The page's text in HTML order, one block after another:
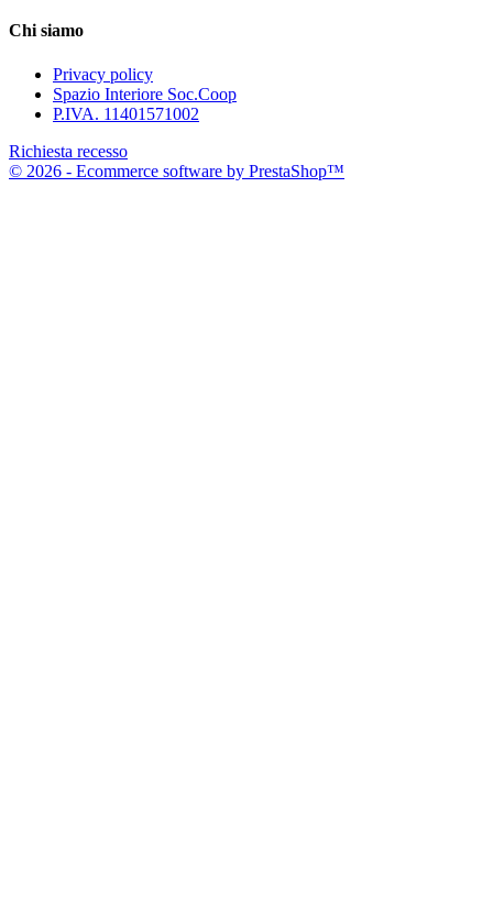
Chi siamo
Privacy policy
Spazio Interiore Soc.Coop
P.IVA. 11401571002
Richiesta recesso
© 2026 - Ecommerce software by PrestaShop™